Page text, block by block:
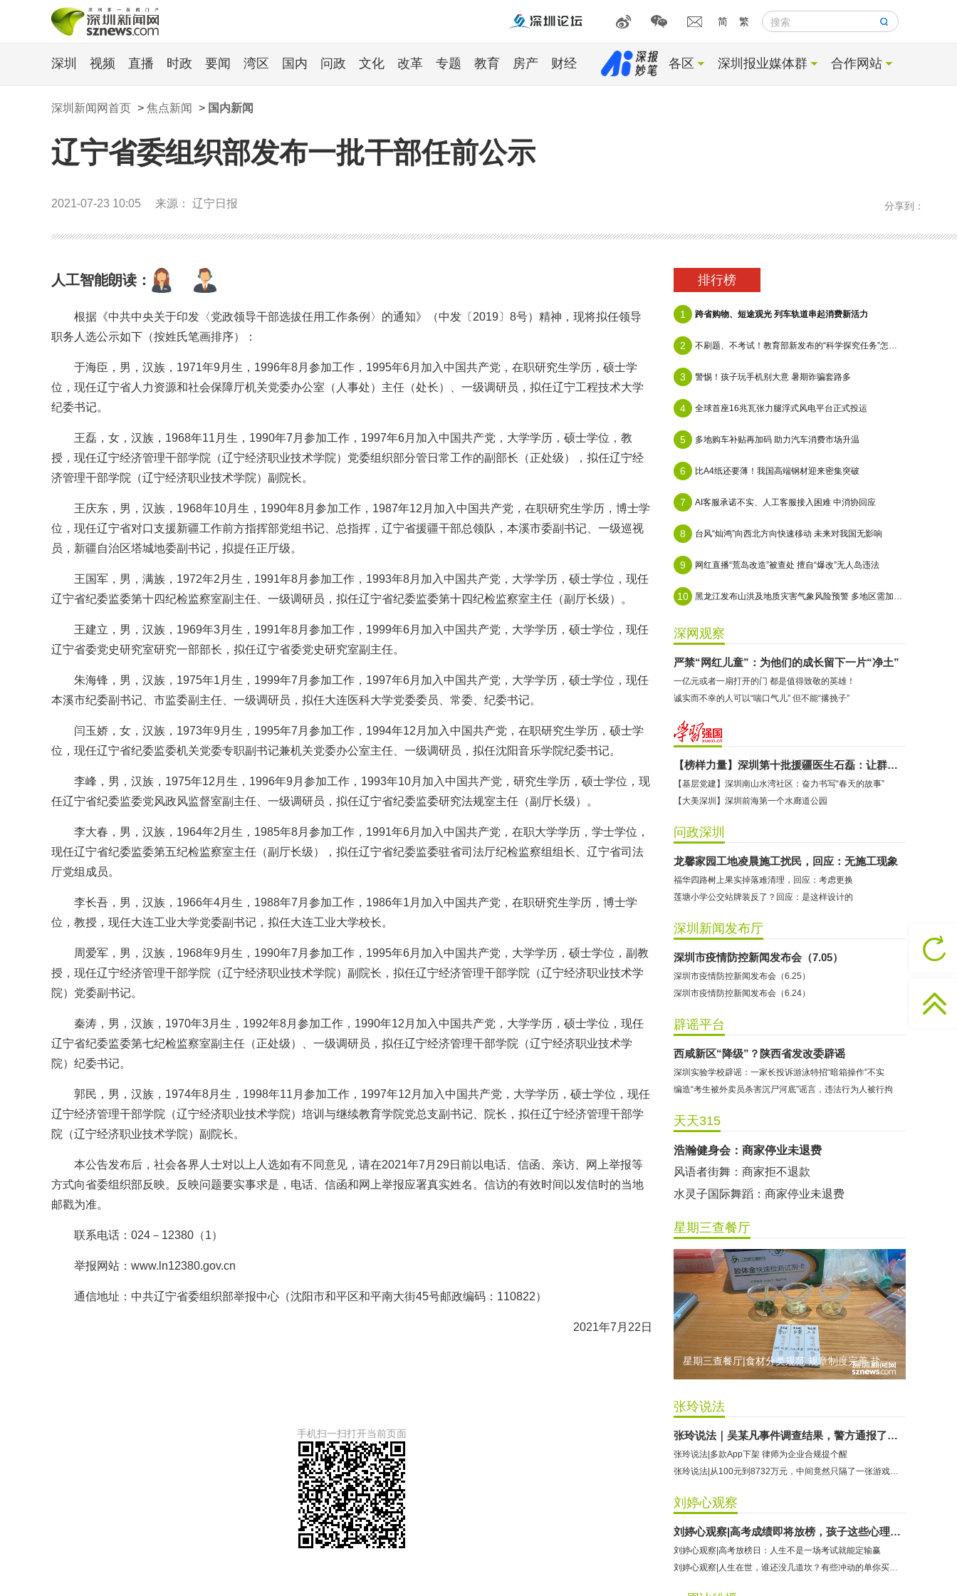
简 繁 搜索
深圳 视频 直播 时政 要闻 湾区 国内 问政 文化 改革 专题 教育 房产 财经 各区 深圳报业媒体群 合作网站
深圳新闻网首页 > 焦点新闻 > 国内新闻
辽宁省委组织部发布一批干部任前公示
2021-07-23 10:05 来源： 辽宁日报 分享到：
人工智能朗读：
根据《中共中央关于印发〈党政领导干部选拔任用工作条例〉的通知》（中发〔2019〕8号）精神，现将拟任领导
职务人选公示如下（按姓氏笔画排序）：
于海臣，男，汉族，1971年9月生，1996年8月参加工作，1995年6月加入中国共产党，在职研究生学历，硕士学
位，现任辽宁省人力资源和社会保障厅机关党委办公室（人事处）主任（处长）、一级调研员，拟任辽宁工程技术大学
纪委书记。
王磊，女，汉族，1968年11月生，1990年7月参加工作，1997年6月加入中国共产党，大学学历，硕士学位，教
授，现任辽宁经济管理干部学院（辽宁经济职业技术学院）党委组织部分管日常工作的副部长（正处级），拟任辽宁经
济管理干部学院（辽宁经济职业技术学院）副院长。
王庆东，男，汉族，1968年10月生，1990年8月参加工作，1987年12月加入中国共产党，在职研究生学历，博士学
位，现任辽宁省对口支援新疆工作前方指挥部党组书记、总指挥，辽宁省援疆干部总领队，本溪市委副书记、一级巡视
员，新疆自治区塔城地委副书记，拟提任正厅级。
王国军，男，满族，1972年2月生，1991年8月参加工作，1993年8月加入中国共产党，大学学历，硕士学位，现任
辽宁省纪委监委第十四纪检监察室副主任、一级调研员，拟任辽宁省纪委监委第十四纪检监察室主任（副厅长级）。
王建立，男，汉族，1969年3月生，1991年8月参加工作，1999年6月加入中国共产党，大学学历，硕士学位，现任
辽宁省委党史研究室研究一部部长，拟任辽宁省委党史研究室副主任。
朱海锋，男，汉族，1975年1月生，1999年7月参加工作，1997年6月加入中国共产党，大学学历，硕士学位，现任
本溪市纪委副书记、市监委副主任、一级调研员，拟任大连医科大学党委委员、常委、纪委书记。
闫玉娇，女，汉族，1973年9月生，1995年7月参加工作，1994年12月加入中国共产党，在职研究生学历，硕士学
位，现任辽宁省纪委监委机关党委专职副书记兼机关党委办公室主任、一级调研员，拟任沈阳音乐学院纪委书记。
李峰，男，汉族，1975年12月生，1996年9月参加工作，1993年10月加入中国共产党，研究生学历，硕士学位，现
任辽宁省纪委监委党风政风监督室副主任、一级调研员，拟任辽宁省纪委监委研究法规室主任（副厅长级）。
李大春，男，汉族，1964年2月生，1985年8月参加工作，1991年6月加入中国共产党，在职大学学历，学士学位，
现任辽宁省纪委监委第五纪检监察室主任（副厅长级），拟任辽宁省纪委监委驻省司法厅纪检监察组组长、辽宁省司法
厅党组成员。
李长吾，男，汉族，1966年4月生，1988年7月参加工作，1986年1月加入中国共产党，在职研究生学历，博士学
位，教授，现任大连工业大学党委副书记，拟任大连工业大学校长。
周爱军，男，汉族，1968年9月生，1990年7月参加工作，1995年6月加入中国共产党，大学学历，硕士学位，副教
授，现任辽宁经济管理干部学院（辽宁经济职业技术学院）副院长，拟任辽宁经济管理干部学院（辽宁经济职业技术学
院）党委副书记。
秦涛，男，汉族，1970年3月生，1992年8月参加工作，1990年12月加入中国共产党，大学学历，硕士学位，现任
辽宁省纪委监委第七纪检监察室副主任（正处级）、一级调研员，拟任辽宁经济管理干部学院（辽宁经济职业技术学
院）纪委书记。
郭民，男，汉族，1974年8月生，1998年11月参加工作，1997年12月加入中国共产党，大学学历，硕士学位，现任
辽宁经济管理干部学院（辽宁经济职业技术学院）培训与继续教育学院党总支副书记、院长，拟任辽宁经济管理干部学
院（辽宁经济职业技术学院）副院长。
本公告发布后，社会各界人士对以上人选如有不同意见，请在2021年7月29日前以电话、信函、亲访、网上举报等
方式向省委组织部反映。反映问题要实事求是，电话、信函和网上举报应署真实姓名。信访的有效时间以发信时的当地
邮戳为准。
联系电话：024－12380（1）
举报网站：www.ln12380.gov.cn
通信地址：中共辽宁省委组织部举报中心（沈阳市和平区和平南大街45号邮政编码：110822）
2021年7月22日
手机扫一扫打开当前页面
排行榜
1 跨省购物、短途观光 列车轨道串起消费新活力
2 不刷题、不考试！教育部新发布的“科学探究任务”怎么做？
3 警惕！孩子玩手机别大意 暑期诈骗套路多
4 全球首座16兆瓦张力腿浮式风电平台正式投运
5 多地购车补贴再加码 助力汽车消费市场升温
6 比A4纸还要薄！我国高端钢材迎来密集突破
7 AI客服承诺不实、人工客服接入困难 中消协回应
8 台风“灿鸿”向西北方向快速移动 未来对我国无影响
9 网红直播“荒岛改造”被查处 擅自“爆改”无人岛违法
10 黑龙江发布山洪及地质灾害气象风险预警 多地区需加强防范
深网观察
严禁“网红儿童”：为他们的成长留下一片“净土”
一亿元或者一扇打开的门 都是值得致敬的英雄！
诚实而不幸的人可以“喘口气儿” 但不能“撂挑子”
【榜样力量】深圳第十批援疆医生石磊：让群众竖起大拇指的“90后”共产党员
【基层党建】深圳南山水湾社区：奋力书写“春天的故事”
【大美深圳】深圳前海第一个水廊道公园
问政深圳
龙馨家园工地凌晨施工扰民，回应：无施工现象
福华四路树上果实掉落难清理，回应：考虑更换
莲塘小学公交站牌装反了？回应：是这样设计的
深圳新闻发布厅
深圳市疫情防控新闻发布会（7.05）
深圳市疫情防控新闻发布会（6.25）
深圳市疫情防控新闻发布会（6.24）
辟谣平台
西咸新区“降级”？陕西省发改委辟谣
深圳实验学校辟谣：一家长投诉游泳特招“暗箱操作”不实
编造“考生被外卖员杀害沉尸河底”谣言，违法行为人被行拘
天天315
学康教育：商家未履行退款承诺
墨冰科技：未成年游戏充值商家迟迟不退款
美联教育：商家拖延退款
高域健身：商家停业未退费
承梦岭南艺术培训：商家停业未退费
浩瀚健身会：商家停业未退费
风语者街舞：商家拒不退款
水灵子国际舞蹈：商家停业未退费
学康教育：商家未履行退款承诺
墨冰科技：未成年游戏充值商家迟迟不退款
美联教育：商家拖延退款
良食网：商家单方面修改储值卡余额使用规则
边界健身百仕达店：商家停业未退费
星期三查餐厅
星期三查餐厅|食材分类规范 规章制度完善 盐田壹海城“九毛九”维持B级
张玲说法
张玲说法｜吴某凡事件调查结果，警方通报了！听律师教你正确吃瓜
张玲说法|多款App下架 律师为企业合规提个醒
张玲说法|从100元到8732万元，中间竟然只隔了一张游戏卡牌
刘婷心观察
刘婷心观察|高考成绩即将放榜，孩子这些心理状况你关注了吗？
刘婷心观察|高考放榜日：人生不是一场考试就能定输赢
刘婷心观察|人生在世，谁还没几道坎？有些冲动的单你买不起